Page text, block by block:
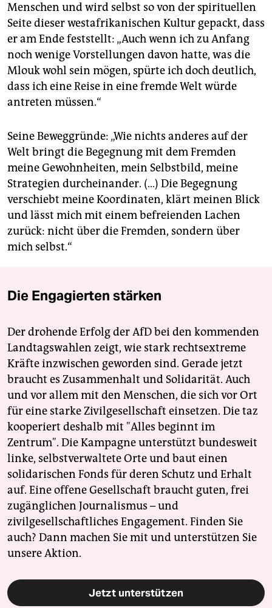
Menschen und wird selbst so von der spirituellen
Seite dieser westafrikanischen Kultur gepackt, dass
er am Ende feststellt: „Auch wenn ich zu Anfang
noch wenige Vorstellungen davon hatte, was die
Mlouk wohl sein mögen, spürte ich doch deutlich,
dass ich eine Reise in eine fremde Welt würde
antreten müssen.“
Seine Beweggründe: „Wie nichts anderes auf der
Welt bringt die Begegnung mit dem Fremden
meine Gewohnheiten, mein Selbstbild, meine
Strategien durcheinander. (…) Die Begegnung
verschiebt meine Koordinaten, klärt meinen Blick
und lässt mich mit einem befreienden Lachen
zurück: nicht über die Fremden, sondern über
mich selbst.“
Die Engagierten stärken
Der drohende Erfolg der AfD bei den kommenden
Landtagswahlen zeigt, wie stark rechtsextreme
Kräfte inzwischen geworden sind. Gerade jetzt
braucht es Zusammenhalt und Solidarität. Auch
und vor allem mit den Menschen, die sich vor Ort
für eine starke Zivilgesellschaft einsetzen. Die taz
kooperiert deshalb mit "Alles beginnt im
Zentrum". Die Kampagne unterstützt bundesweit
linke, selbstverwaltete Orte und baut einen
solidarischen Fonds für deren Schutz und Erhalt
auf. Eine offene Gesellschaft braucht guten, frei
zugänglichen Journalismus – und
zivilgesellschaftliches Engagement. Finden Sie
auch? Dann machen Sie mit und unterstützen Sie
unsere Aktion.
Jetzt unterstützen